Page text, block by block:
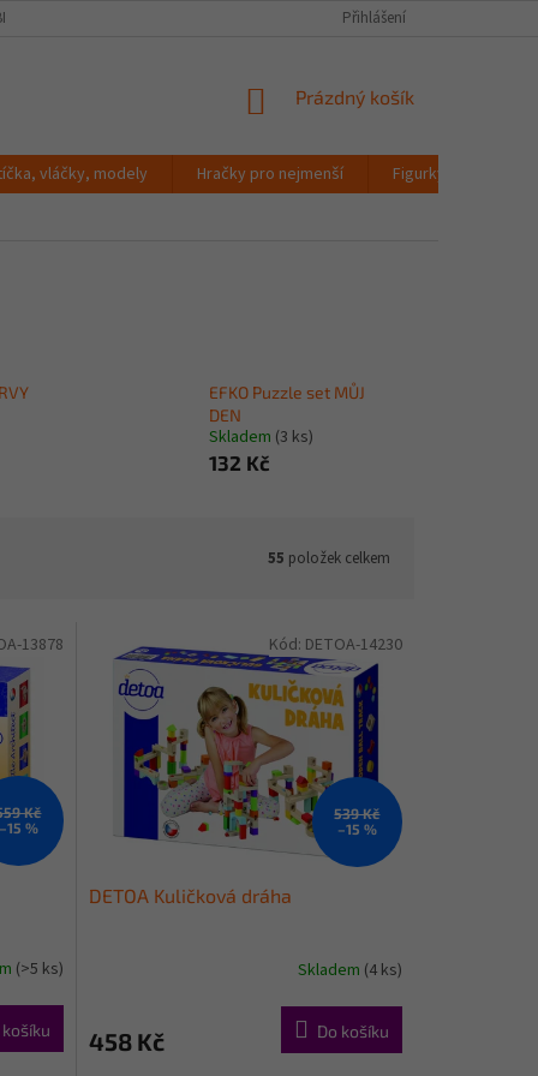
ÚDAJŮ Přihlášení
NÁKUPNÍ
Prázdný košík
vláčky, modely Hračky pro nejmenší Figurky a zvířátka
EFKO Puzzle set MŮJ
DEN
Skladem (3 ks)
132 Kč
55 položek celkem
Kč
%
(>5 ks)
13878
539 Kč
–15 %
DETOA Kuličková dráha
Skladem (4 ks)
458 Kč Do košíku
Kód: DETOA-14230